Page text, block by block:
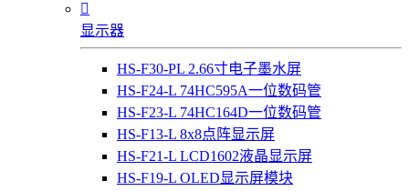

显示器
HS-F30-PL 2.66寸电子墨水屏
HS-F24-L 74HC595A一位数码管
HS-F23-L 74HC164D一位数码管
HS-F13-L 8x8点阵显示屏
HS-F21-L LCD1602液晶显示屏
HS-F19-L OLED显示屏模块